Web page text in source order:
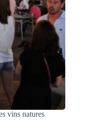
vins natures